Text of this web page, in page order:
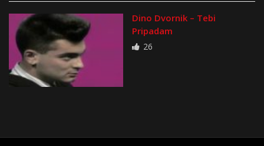
Dino Dvornik – Tebi
Pripadam
26